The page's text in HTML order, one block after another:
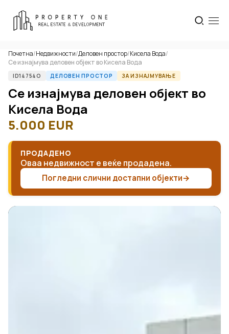
Почетна/Недвижности/Деловен простор/Кисела Вода/
Се изнајмува деловен објект во Кисела Вода
ID14754O ДЕЛОВЕН ПРОСТОР ЗА ИЗНАЈМУВАЊЕ
Се изнајмува деловен објект во
Кисела Вода
5.000 EUR
ПРОДАДЕНО
Оваа недвижност е веќе продадена.
Погледни слични достапни објекти→